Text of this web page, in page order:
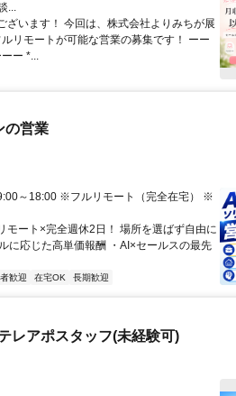
...
ざいます！ 今回は、株式会社よりみちが展
リモートが可能な営業の募集です！ ーー
ー *...
の営業
～18:00 ※フルリモート（完全在宅） ※
モート×完全週休2日！ 場所を選ばず自由に
に応じた高単価報酬 ・AI×セールスの最先
歓迎 在宅OK 長期歓迎
レアポスタッフ(未経験可)